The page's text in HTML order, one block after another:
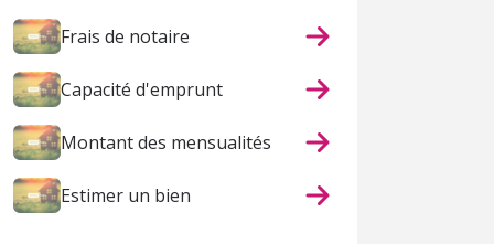
Frais de notaire
Capacité d'emprunt
Montant des mensualités
Estimer un bien